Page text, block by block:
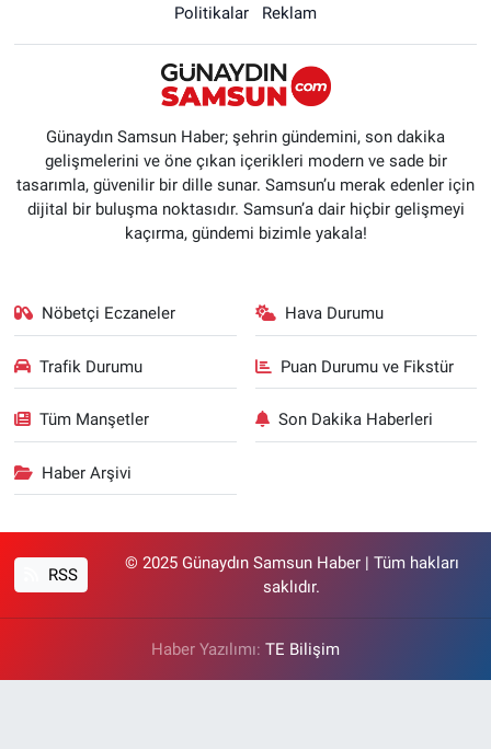
Politikalar
Reklam
Günaydın Samsun Haber; şehrin gündemini, son dakika
gelişmelerini ve öne çıkan içerikleri modern ve sade bir
tasarımla, güvenilir bir dille sunar. Samsun’u merak edenler için
dijital bir buluşma noktasıdır. Samsun’a dair hiçbir gelişmeyi
kaçırma, gündemi bizimle yakala!
Nöbetçi Eczaneler Hava Durumu
Trafik Durumu Puan Durumu ve Fikstür
Tüm Manşetler Son Dakika Haberleri
Haber Arşivi
RSS
© 2025 Günaydın Samsun Haber | Tüm hakları
saklıdır.
Haber Yazılımı: TE Bilişim